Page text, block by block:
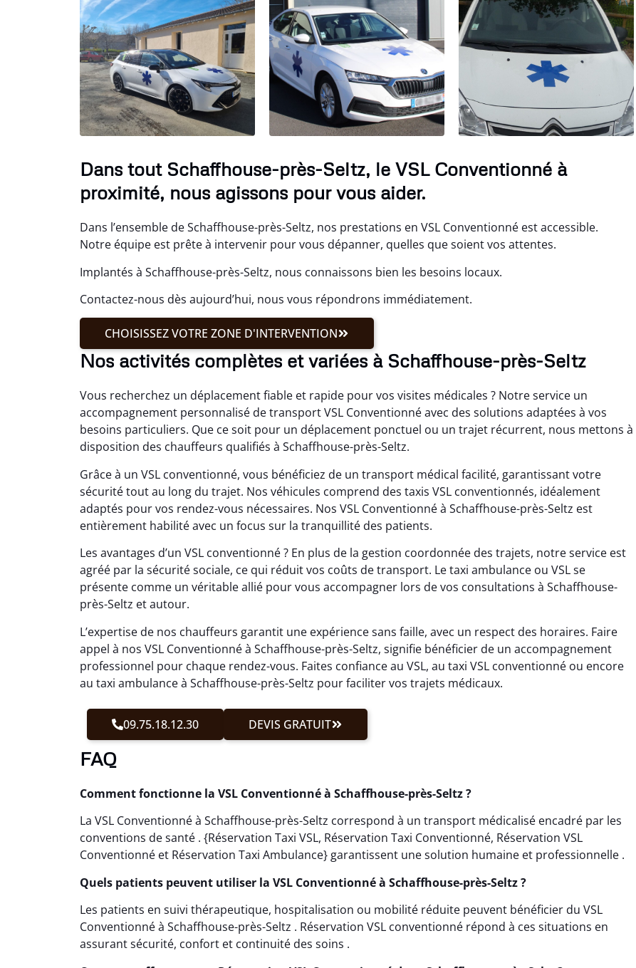
Dans tout Schaffhouse-près-Seltz, le VSL Conventionné à
proximité, nous agissons pour vous aider.
Dans l’ensemble de Schaffhouse-près-Seltz, nos prestations en VSL Conventionné est accessible.
Notre équipe est prête à intervenir pour vous dépanner, quelles que soient vos attentes.
Implantés à Schaffhouse-près-Seltz, nous connaissons bien les besoins locaux.
Contactez-nous dès aujourd’hui, nous vous répondrons immédiatement.
CHOISISSEZ VOTRE ZONE D'INTERVENTION
Nos activités complètes et variées à Schaffhouse-près-Seltz
Vous recherchez un déplacement fiable et rapide pour vos visites médicales ? Notre service un
accompagnement personnalisé de transport VSL Conventionné avec des solutions adaptées à vos
besoins particuliers. Que ce soit pour un déplacement ponctuel ou un trajet récurrent, nous mettons à
disposition des chauffeurs qualifiés à Schaffhouse-près-Seltz.
Grâce à un VSL conventionné, vous bénéficiez de un transport médical facilité, garantissant votre
sécurité tout au long du trajet. Nos véhicules comprend des taxis VSL conventionnés, idéalement
adaptés pour vos rendez-vous nécessaires. Nos VSL Conventionné à Schaffhouse-près-Seltz est
entièrement habilité avec un focus sur la tranquillité des patients.
Les avantages d’un VSL conventionné ? En plus de la gestion coordonnée des trajets, notre service est
agréé par la sécurité sociale, ce qui réduit vos coûts de transport. Le taxi ambulance ou VSL se
présente comme un véritable allié pour vous accompagner lors de vos consultations à Schaffhouse-
près-Seltz et autour.
L’expertise de nos chauffeurs garantit une expérience sans faille, avec un respect des horaires. Faire
appel à nos VSL Conventionné à Schaffhouse-près-Seltz, signifie bénéficier de un accompagnement
professionnel pour chaque rendez-vous. Faites confiance au VSL, au taxi VSL conventionné ou encore
au taxi ambulance à Schaffhouse-près-Seltz pour faciliter vos trajets médicaux.
09.75.18.12.30 DEVIS GRATUIT
FAQ
Comment fonctionne la VSL Conventionné à Schaffhouse-près-Seltz ?
La VSL Conventionné à Schaffhouse-près-Seltz correspond à un transport médicalisé encadré par les
conventions de santé . {Réservation Taxi VSL, Réservation Taxi Conventionné, Réservation VSL
Conventionné et Réservation Taxi Ambulance} garantissent une solution humaine et professionnelle .
Quels patients peuvent utiliser la VSL Conventionné à Schaffhouse-près-Seltz ?
Les patients en suivi thérapeutique, hospitalisation ou mobilité réduite peuvent bénéficier du VSL
Conventionné à Schaffhouse-près-Seltz . Réservation VSL conventionné répond à ces situations en
assurant sécurité, confort et continuité des soins .